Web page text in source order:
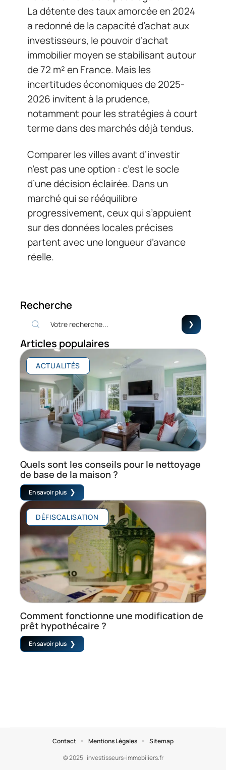
La détente des taux amorcée en 2024
a redonné de la capacité d’achat aux
investisseurs, le pouvoir d’achat
immobilier moyen se stabilisant autour
de 72 m² en France. Mais les
incertitudes économiques de 2025-
2026 invitent à la prudence,
notamment pour les stratégies à court
terme dans des marchés déjà tendus.
Comparer les villes avant d’investir
n’est pas une option : c’est le socle
d’une décision éclairée. Dans un
marché qui se rééquilibre
progressivement, ceux qui s’appuient
sur des données locales précises
partent avec une longueur d’avance
réelle.
Recherche
Articles populaires
ACTUALITÉS
Quels sont les conseils pour le nettoyage
de base de la maison ?
En savoir plus
DÉFISCALISATION
Comment fonctionne une modification de
prêt hypothécaire ?
En savoir plus
© 2025 | investisseurs-immobiliers.fr
Contact Mentions Légales Sitemap